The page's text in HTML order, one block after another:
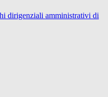
dirigenziali amministrativi di